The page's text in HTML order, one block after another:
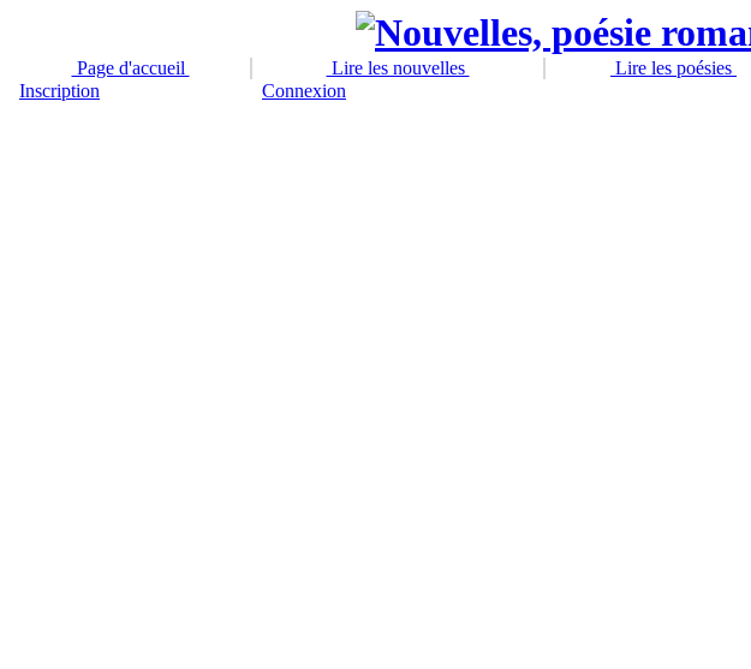
Page d'accueil Lire les nouvelles Lire les poésies
Inscription
Connexion